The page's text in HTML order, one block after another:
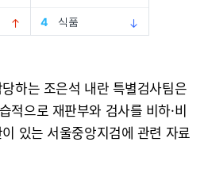
하는 조은석 내란 특별검사팀은
적으로 재판부와 검사를 비하·비
있는 서울중앙지검에 관련 자료